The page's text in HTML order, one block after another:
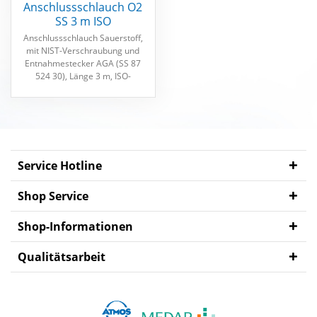
MEDAP
Zubehör
Anschlussschlauch O2
SS 3 m ISO
Anschlussschlauch Sauerstoff,
mit NIST-Verschraubung und
Entnahmestecker AGA (SS 87
524 30), Länge 3 m, ISO-
Service Hotline
Shop Service
Shop-Informationen
Qualitätsarbeit